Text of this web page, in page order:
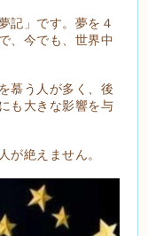
記」です。夢を４
、今でも、世界中
慕う人が多く、後
も大きな影響を与
が絶えません。